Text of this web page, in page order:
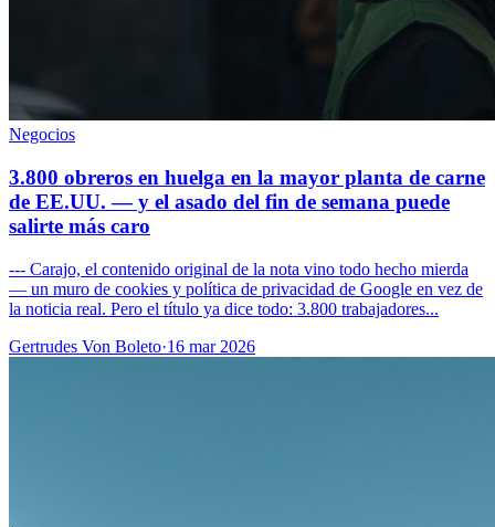
Negocios
3.800 obreros en huelga en la mayor planta de carne
de EE.UU. — y el asado del fin de semana puede
salirte más caro
--- Carajo, el contenido original de la nota vino todo hecho mierda
— un muro de cookies y política de privacidad de Google en vez de
la noticia real. Pero el título ya dice todo: 3.800 trabajadores...
Gertrudes Von Boleto·16 mar 2026